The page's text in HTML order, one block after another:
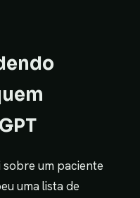
um paciente
uma lista de